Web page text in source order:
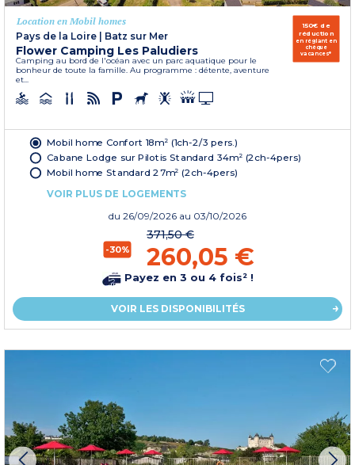
Location en Mobil homes
Pays de la Loire | Batz sur Mer
Flower Camping Les Paludiers
Camping au bord de l'océan avec un parc aquatique pour le
bonheur de toute la famille. Au programme : détente, aventure
et...
150€ de
réduction
en réglant en
chèque
vacances*
Mobil home Confort 18m² (1ch-2/3 pers.)
Cabane Lodge sur Pilotis Standard 34m² (2ch-4pers)
Mobil home Standard 27m² (2ch-4pers)
VOIR PLUS DE LOGEMENTS
du 26/09/2026 au 03/10/2026
-30%
371,50 €
260,05 €
Payez en 3 ou 4 fois² !
VOIR LES DISPONIBILITÉS